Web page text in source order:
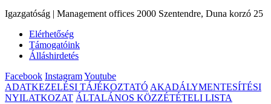
Igazgatóság | Management offices 2000 Szentendre, Duna korzó 25
Elérhetőség
Támogatóink
Álláshirdetés
Facebook InstagramYoutube
ADATKEZELÉSI TÁJÉKOZTATÓ AKADÁLYMENTESÍTÉSI
NYILATKOZAT ÁLTALÁNOS KÖZZÉTÉTELI LISTA